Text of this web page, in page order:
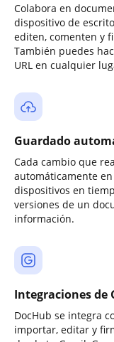
Colabora en
dispositivo de
editen, comenten y
También puedes
URL en cualquier
Guardado
Cada cambio que
automáticamente
dispositivos en
versiones de un
información.
Integraciones de
DocHub se integra
importar, editar y